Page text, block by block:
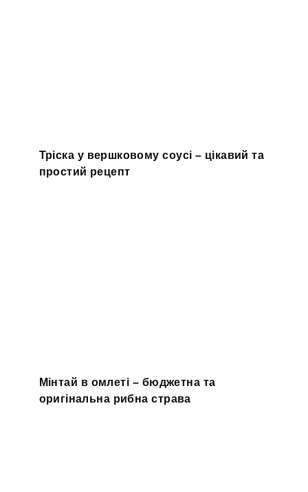
Тріска у вершковому соусі – цікавий та
простий рецепт
Мінтай в омлеті – бюджетна та
оригінальна рибна страва